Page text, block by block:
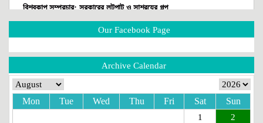
বিশ্বকাপ সম্প্রচার: সরকারের লুটপাট ও সাশ্রয়ের গল্প
জনকূটনীতির ব্যর্থতা ও সরকারের অদৃশ্য সংকট!
সরকারকে প্রশ্নবিদ্ধ করতেই কি বিটিভিতে দুর্নীতি-লুটপাটের উৎসব?
আকিজ গ্রুপের আদ্-দ্বীনে শিশু মৃত্যু এবং কিছু প্রশ্ন
কোরবানি পশুর হাট: জনস্বার্থ বিরোধী নীতিমালার সংস্কার জরুরী
পাসপোর্ট অফিসের ঘুষ বাণিজ্য থামছে না কেন?
নৈতিকতার মৃত্যুপুরীতে বাংলাদেশ!
Our Facebook Page
Archive Calendar
Mon Tue Wed Thu Fri Sat Sun
1
2